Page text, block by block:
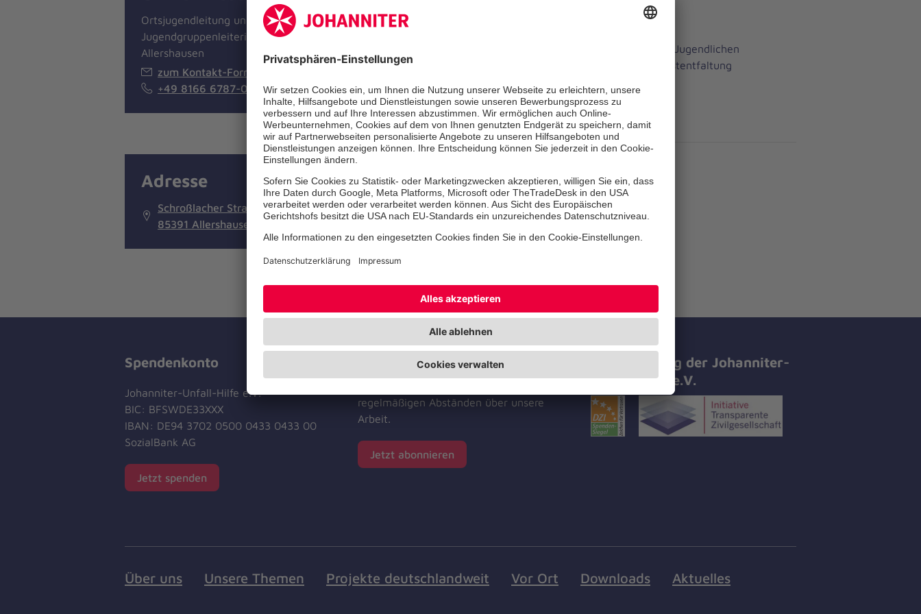
Offene Jugendgruppen Allershausen
Die offenen Jugendgruppen der Johanniter bieten Kindern und Jugendlichen
einen Anlaufpunkt für gemeinsame Aktivitäten, Raum zur Selbstentfaltung
Mehr erfahren
Ortsjugendleitung und
Jugendgruppenleiterin
Allershausen
zum Kontakt-Formular
+49 8166 6787-0
Adresse
Schroßlacher Straße 3
85391 Allershausen
Spendenkonto
Johanniter-Unfall-Hilfe e.V.
BIC: BFSWDE33XXX
IBAN: DE94 3702 0500 0433 0433 00
SozialBank AG
Jetzt spenden
Jetzt abonnieren
regelmäßigen Abständen über unsere
Arbeit.
Jetzt abonnieren
Zertifizierung der Johanniter-
Unfall-Hilfe e.V.
Über uns Unsere Themen Projekte deutschlandweit Vor Ort Downloads Aktuelles